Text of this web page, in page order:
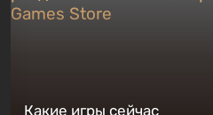
Какие игры сейчас